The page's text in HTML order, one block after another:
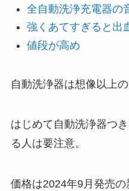
全自動洗浄充電器の
強くあてすぎると出
値段が高め
自動洗浄器は想像以上の
はじめて自動洗浄器つ
る人は要注意。
価格は2024年9月発売